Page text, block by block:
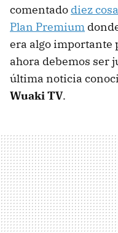
comentado diez
Plan Premium
era algo importante
ahora debemos ser
última noticia
Wuaki TV.